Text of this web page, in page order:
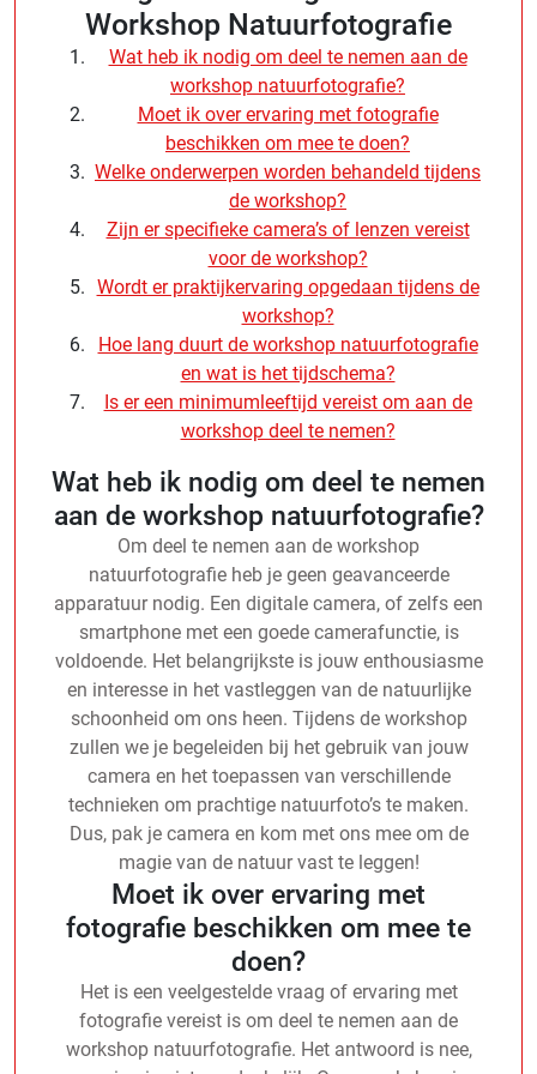
Workshop Natuurfotografie
Wat heb ik nodig om deel te nemen aan de
workshop natuurfotografie?
Moet ik over ervaring met fotografie
beschikken om mee te doen?
Welke onderwerpen worden behandeld tijdens
de workshop?
Zijn er specifieke camera’s of lenzen vereist
voor de workshop?
Wordt er praktijkervaring opgedaan tijdens de
workshop?
Hoe lang duurt de workshop natuurfotografie
en wat is het tijdschema?
Is er een minimumleeftijd vereist om aan de
workshop deel te nemen?
Wat heb ik nodig om deel te nemen
aan de workshop natuurfotografie?
Om deel te nemen aan de workshop
natuurfotografie heb je geen geavanceerde
apparatuur nodig. Een digitale camera, of zelfs een
smartphone met een goede camerafunctie, is
voldoende. Het belangrijkste is jouw enthousiasme
en interesse in het vastleggen van de natuurlijke
schoonheid om ons heen. Tijdens de workshop
zullen we je begeleiden bij het gebruik van jouw
camera en het toepassen van verschillende
technieken om prachtige natuurfoto’s te maken.
Dus, pak je camera en kom met ons mee om de
magie van de natuur vast te leggen!
Moet ik over ervaring met
fotografie beschikken om mee te
doen?
Het is een veelgestelde vraag of ervaring met
fotografie vereist is om deel te nemen aan de
workshop natuurfotografie. Het antwoord is nee,